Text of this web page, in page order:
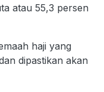
atau 55,3 persen
haji yang
dipastikan akan